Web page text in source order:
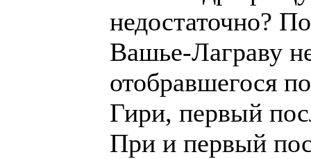
недостаточно?
Вашье-Лаграву
отобравшегося
Гири, первый
При и первый